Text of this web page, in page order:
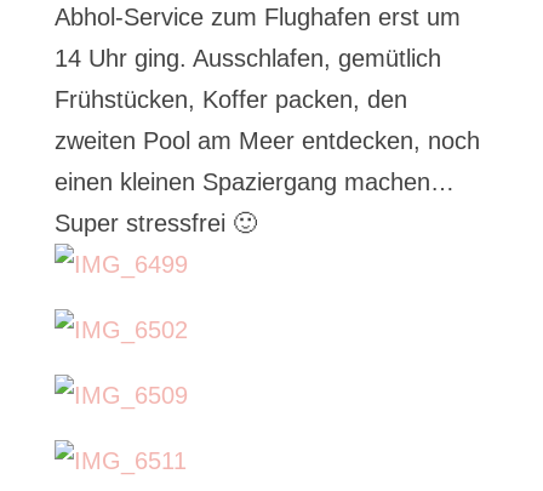
Abhol-Service zum Flughafen erst um
14 Uhr ging. Ausschlafen, gemütlich
Frühstücken, Koffer packen, den
zweiten Pool am Meer entdecken, noch
einen kleinen Spaziergang machen…
Super stressfrei 🙂